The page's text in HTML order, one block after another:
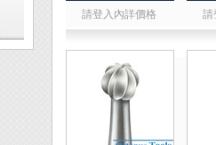
請登入內詳價格 請